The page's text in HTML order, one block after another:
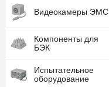
Видеокамеры ЭМС
Компоненты для
БЭК
Испытательное
оборудование